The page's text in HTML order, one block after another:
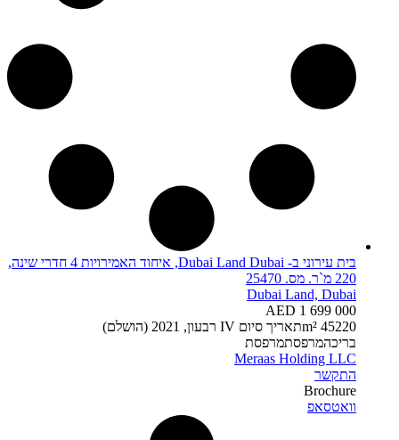
בית עירוני ב- Dubai Land Dubai, איחוד האמירויות 4 חדרי שינה,
220 מ`ר. מס. 25470
Dubai Land, Dubai
AED 1 699 000
45220 m² תאריך סיום IV רבעון, 2021 (הושלם)
בריכהמרפסתמרפסת
Meraas Holding LLC
התקשר
Brochure
וואטסאפ